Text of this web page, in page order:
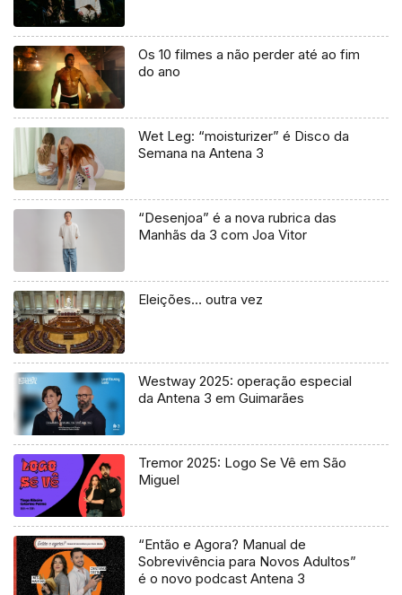
Os 10 filmes a não perder até ao fim
do ano
Wet Leg: “moisturizer” é Disco da
Semana na Antena 3
“Desenjoa” é a nova rubrica das
Manhãs da 3 com Joa Vitor
Eleições… outra vez
Westway 2025: operação especial
da Antena 3 em Guimarães
Tremor 2025: Logo Se Vê em São
Miguel
“Então e Agora? Manual de
Sobrevivência para Novos Adultos”
é o novo podcast Antena 3